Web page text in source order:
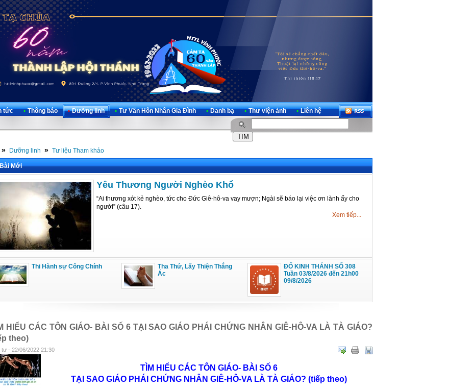
tức • Thông báo • Dưỡng linh • Tư Vấn Hôn Nhân Gia Đình • Danh bạ • Thư viện ảnh • Liên hệ
» Dưỡng linh » Tư liệu Tham khảo
Bài Mới
Yêu Thương Người Nghèo Khổ
“Ai thương xót kẻ nghèo, tức cho Đức Giê-hô-va vay mượn; Ngài sẽ báo lại việc ơn lành ấy cho
người” (câu 17).
Xem tiếp...
Thi Hành sự Công Chính
Tha Thứ, Lấy Thiện Thắng
Ác
ĐỐ KINH THÁNH SỐ 308
Tuần 03/8/2026 đến 21h00
09/8/2026
HIỂU CÁC TÔN GIÁO- BÀI SỐ 6 TẠI SAO GIÁO PHÁI CHỨNG NHÂN GIÊ-HÔ-VA LÀ TÀ GIÁO?
theo)
tư - 22/06/2022 21:30
TÌM HIỂU CÁC TÔN GIÁO- BÀI SỐ 6
TẠI SAO GIÁO PHÁI CHỨNG NHÂN GIÊ-HÔ-VA LÀ TÀ GIÁO? (tiếp theo)